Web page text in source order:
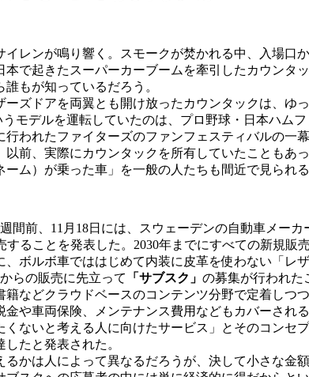
レンが鳴り響く。スモークが焚かれる中、入場口
本で起きたスーパーカーブームを牽引したカウンタ
もが知っているだろう。
ズドアを両翼とも開け放ったカウンタックは、ゆ
うモデルを運転していたのは、プロ野球・日本ハム
行われたファイターズのファンフェスティバルの
前、実際にカウンタックを所有していたこともあ
ーム）が乗った車」を一般の人たちも間近で見られ
間前、11月18日には、スウェーデンの自動車メーカ
することを発表した。2030年までにすべての新規
ボルボ車でははじめて内装に皮革を使わない「レ
らの販売に先立って
「サブスク」 の募集が行われた
籍などクラウドベースのコンテンツ分野で定着し
金や車両保険、メンテナンス費用などもカバーさ
くないと考える人に向けたサービス」とそのコンセ
たと発表された。
るかは人によって異なるだろうが、決して小さな